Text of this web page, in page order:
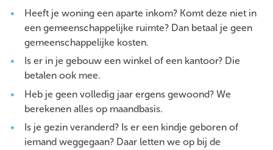
Heeft je woning een aparte inkom? Komt deze niet in
een gemeenschappelijke ruimte? Dan betaal je geen
gemeenschappelijke kosten.
Is er in je gebouw een winkel of een kantoor? Die
betalen ook mee.
Heb je geen volledig jaar ergens gewoond? We
berekenen alles op maandbasis.
Is je gezin veranderd? Is er een kindje geboren of
iemand weggegaan? Daar letten we op bij de